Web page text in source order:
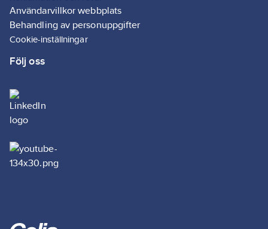
artikelnr:
Materialklass GI59
Användarvillkor webbplats
Behandling av personuppgifter
Cookie-inställningar
Följ oss